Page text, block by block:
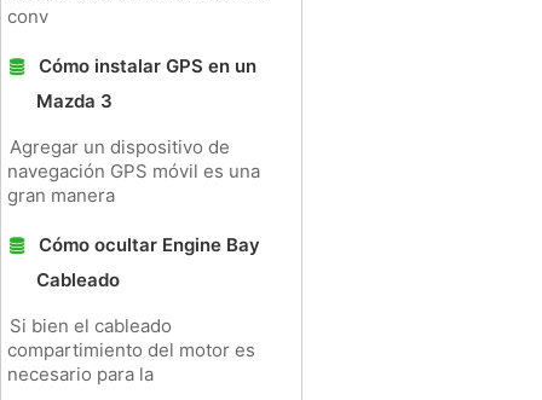
conv
Cómo instalar GPS en un
Mazda 3
Agregar un dispositivo de
navegación GPS móvil es una
gran manera
Cómo ocultar Engine Bay
Cableado
Si bien el cableado
compartimiento del motor es
necesario para la